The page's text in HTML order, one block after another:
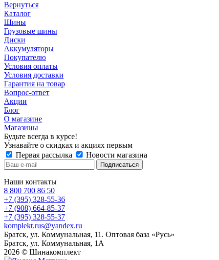
Вернуться
Каталог
Шины
Грузовые шины
Диски
Аккумуляторы
Покупателю
Условия оплаты
Условия доставки
Гарантия на товар
Вопрос-ответ
Акции
Блог
О магазине
Магазины
Будьте всегда в курсе!
Узнавайте о скидках и акциях первым
Первая рассылка
Новости магазина
Наши контакты
8 800 700 86 50
+7 (395) 328-55-36
+7 (908) 664-85-37
+7 (395) 328-55-37
komplekt.rus@yandex.ru
Братск, ул. Коммунальная, 11. Оптовая база «Русь»
Братск, ул. Коммунальная, 1А
2026 © Шинакомплект